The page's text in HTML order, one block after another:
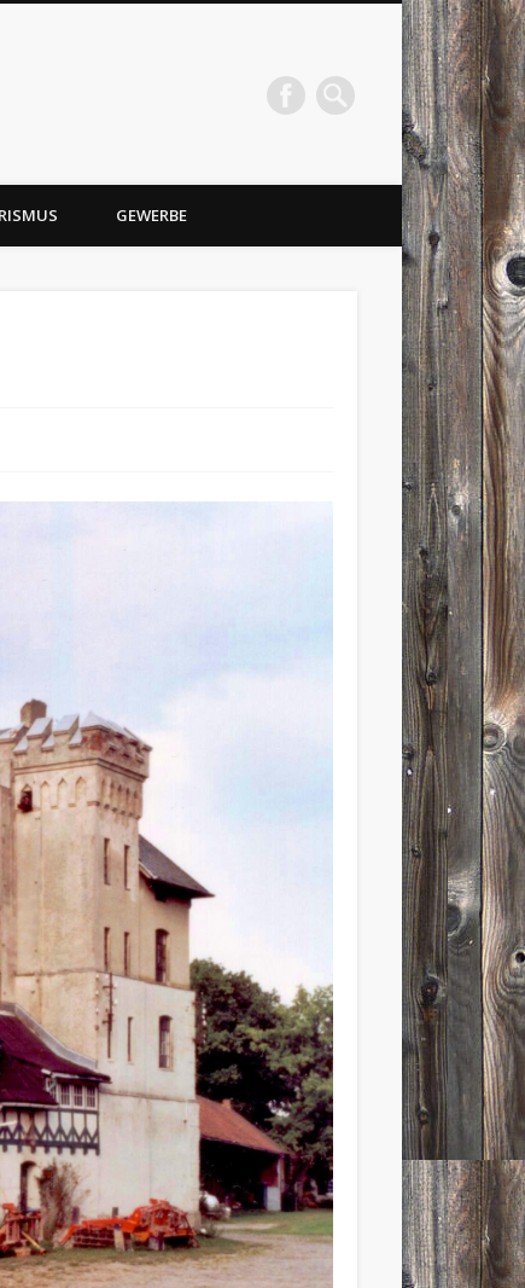
GEWERBE